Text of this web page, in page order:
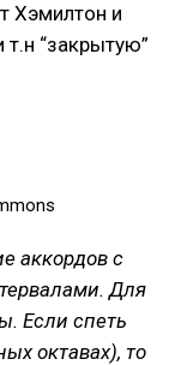
Хэмилтон и
“закрытую”
аккордов с
Для
Если спеть
октавах), то